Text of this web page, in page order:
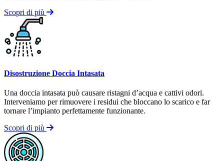
Scopri di più
Disostruzione Doccia Intasata
Una doccia intasata può causare ristagni d’acqua e cattivi odori.
Interveniamo per rimuovere i residui che bloccano lo scarico e far
tornare l’impianto perfettamente funzionante.
Scopri di più